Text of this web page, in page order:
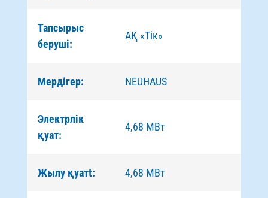
Тапсырыс
беруші:
АҚ «Тік»
Мердігер: NEUHAUS
Электрлік
қуат:
4,68 МВт
Жылу қуатt: 4,68 МВт